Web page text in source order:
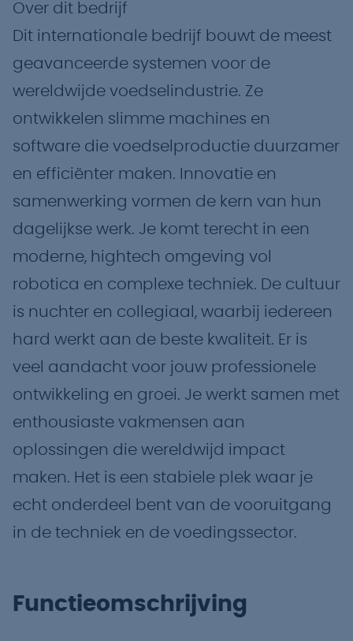
Over dit bedrijf
Dit internationale bedrijf bouwt de meest
geavanceerde systemen voor de
wereldwijde voedselindustrie. Ze
ontwikkelen slimme machines en
software die voedselproductie duurzamer
en efficiënter maken. Innovatie en
samenwerking vormen de kern van hun
dagelijkse werk. Je komt terecht in een
moderne, hightech omgeving vol
robotica en complexe techniek. De cultuur
is nuchter en collegiaal, waarbij iedereen
hard werkt aan de beste kwaliteit. Er is
veel aandacht voor jouw professionele
ontwikkeling en groei. Je werkt samen met
enthousiaste vakmensen aan
oplossingen die wereldwijd impact
maken. Het is een stabiele plek waar je
echt onderdeel bent van de vooruitgang
in de techniek en de voedingssector.
Functieomschrijving